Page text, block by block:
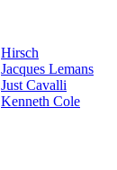
Hirsch
Jacques Lemans
Just Cavalli
Kenneth Cole